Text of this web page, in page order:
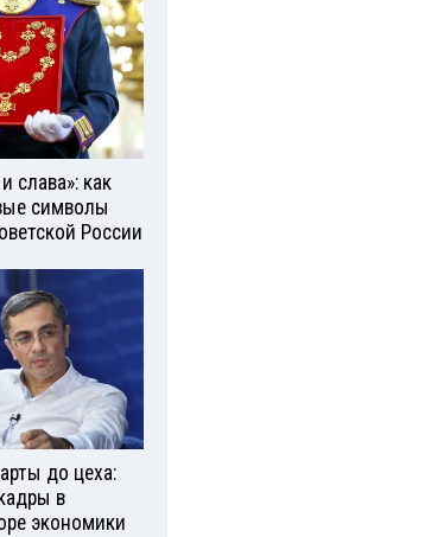
слава»: как
символы
России
до цеха:
в
экономики